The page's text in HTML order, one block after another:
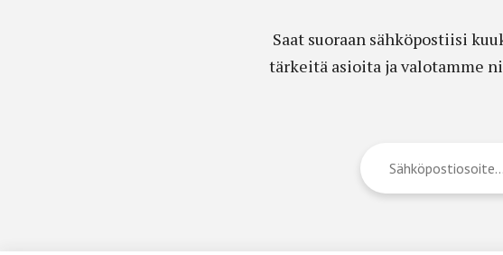
Saat suoraan sähköpostiisi
tärkeitä asioita ja valotamme